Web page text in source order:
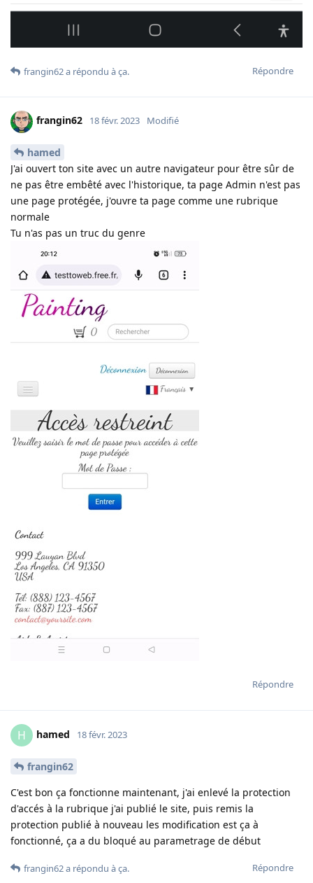
Répondre
frangin62a répondu à ça.
frangin62 18 févr. 2023 Modifié
hamed
J'ai ouvert ton site avec un autre navigateur pour être sûr de
ne pas être embêté avec l'historique, ta page Admin n'est pas
une page protégée, j'ouvre ta page comme une rubrique
normale
Tu n'as pas un truc du genre
Répondre
H hamed 18 févr. 2023
frangin62
C'est bon ça fonctionne maintenant, j'ai enlevé la protection
d'accés à la rubrique j'ai publié le site, puis remis la
protection publié à nouveau les modification est ça à
fonctionné, ça a du bloqué au parametrage de début
Répondre
frangin62a répondu à ça.